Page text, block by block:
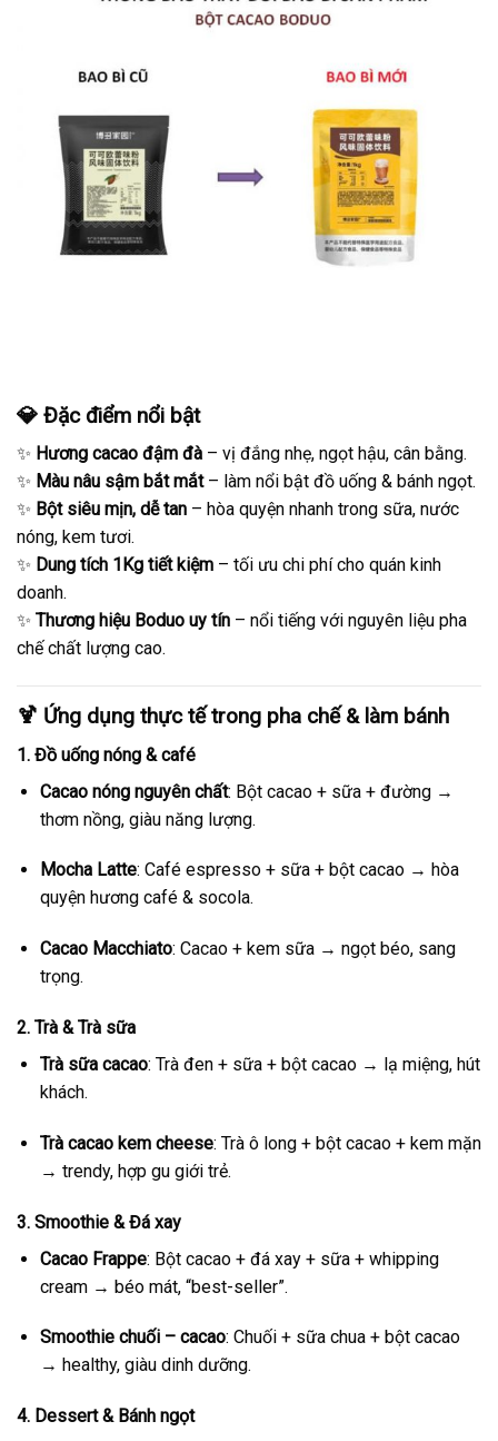
💎 Đặc điểm nổi bật
✨ Hương cacao đậm đà – vị đắng nhẹ, ngọt hậu, cân bằng.
✨ Màu nâu sậm bắt mắt– làm nổi bật đồ uống & bánh ngọt.
✨ Bột siêu mịn, dễ tan – hòa quyện nhanh trong sữa, nước
nóng, kem tươi.
✨ Dung tích 1Kg tiết kiệm – tối ưu chi phí cho quán kinh
doanh.
✨ Thương hiệu Boduo uy tín – nổi tiếng với nguyên liệu pha
chế chất lượng cao.
🍹 Ứng dụng thực tế trong pha chế & làm bánh
1. Đồ uống nóng & café
Cacao nóng nguyên chất: Bột cacao + sữa + đường →
thơm nồng, giàu năng lượng.
Mocha Latte: Café espresso + sữa + bột cacao → hòa
quyện hương café & socola.
Cacao Macchiato: Cacao + kem sữa → ngọt béo, sang
trọng.
2. Trà & Trà sữa
Trà sữa cacao: Trà đen + sữa + bột cacao → lạ miệng, hút
khách.
Trà cacao kem cheese: Trà ô long + bột cacao + kem mặn
→ trendy, hợp gu giới trẻ.
3. Smoothie & Đá xay
Cacao Frappe: Bột cacao + đá xay + sữa + whipping
cream → béo mát, “best-seller”.
Smoothie chuối – cacao: Chuối + sữa chua + bột cacao
→ healthy, giàu dinh dưỡng.
4. Dessert & Bánh ngọt